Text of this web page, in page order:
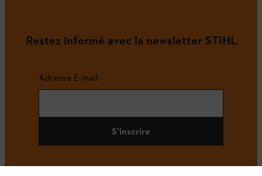
Restez informé avec la newsletter STIHL
Adresse E-mail
S'inscrire